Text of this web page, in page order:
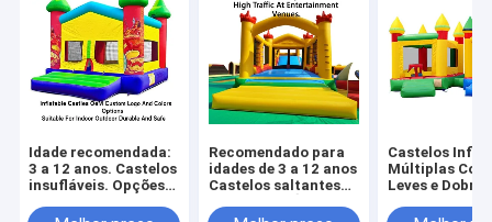
Idade recomendada:
3 a 12 anos. Castelos
insufláveis. Opções
cores
Recomendado para
idades de 3 a 12 anos
Castelos saltantes
infláveis de jogo
Castelos
Múltiplas
Leves e
Transporte